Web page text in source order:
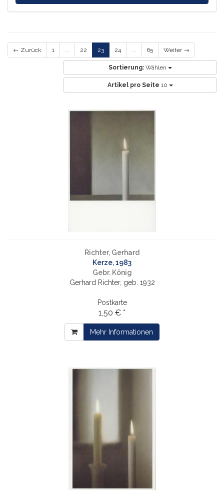
← Zurück 1 ... 22 23 24 ... 65 Weiter →
Sortierung: Wählen
Artikel pro Seite 10
Richter, Gerhard
Kerze, 1983
Gebr. König
Gerhard Richter, geb. 1932
Postkarte
1,50 € *
Mehr Informationen